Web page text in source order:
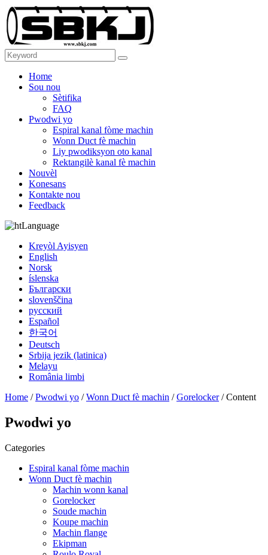
Home
Sou nou
Sètifika
FAQ
Pwodwi yo
Espiral kanal fòme machin
Wonn Duct fè machin
Liy pwodiksyon oto kanal
Rektangilè kanal fè machin
Nouvèl
Konesans
Kontakte nou
Feedback
Language
Kreyòl Ayisyen
English
Norsk
íslenska
Български
slovenščina
русский
Español
한국어
Deutsch
Srbija jezik (latinica)
Melayu
România limbi
Home /Pwodwi yo /Wonn Duct fè machin /Gorelocker/ Content
Pwodwi yo
Categories
Espiral kanal fòme machin
Wonn Duct fè machin
Machin wonn kanal
Gorelocker
Soude machin
Koupe machin
Machin flange
Ekipman